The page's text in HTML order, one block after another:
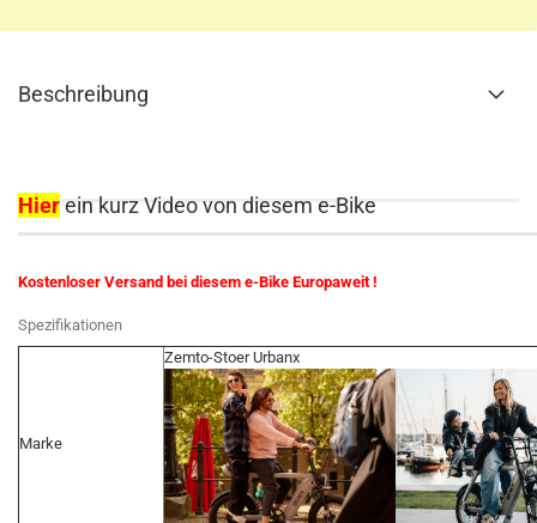
Beschreibung
Hierein kurz Video von diesem e-Bike
Kostenloser Versand bei diesem e-Bike Europaweit !
Spezifikationen
Marke
Zemto-Stoer Urbanx